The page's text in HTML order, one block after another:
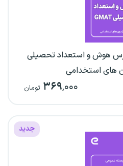
هوش و استعداد تحصیلی
۳۶۹,۰۰۰ تومان
جدید